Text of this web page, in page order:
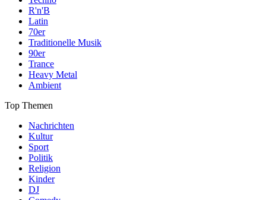
R'n'B
Latin
70er
Traditionelle Musik
90er
Trance
Heavy Metal
Ambient
Top Themen
Nachrichten
Kultur
Sport
Politik
Religion
Kinder
DJ